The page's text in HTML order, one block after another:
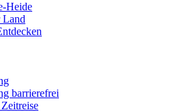
Heide
Land
barrierefrei